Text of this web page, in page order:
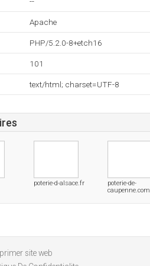
Apache
PHP/5.2.0-8+etch16
101
text/html; charset=UTF-8
poterie-d-alsace.fr
poterie-de-
caupenne.com
site web